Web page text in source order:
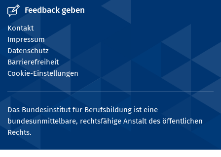
Feedback geben
Kontakt
Impressum
Datenschutz
Barrierefreiheit
Cookie-Einstellungen
Das Bundesinstitut für Berufsbildung ist eine
bundesunmittelbare, rechtsfähige Anstalt des öffentlichen
Rechts.